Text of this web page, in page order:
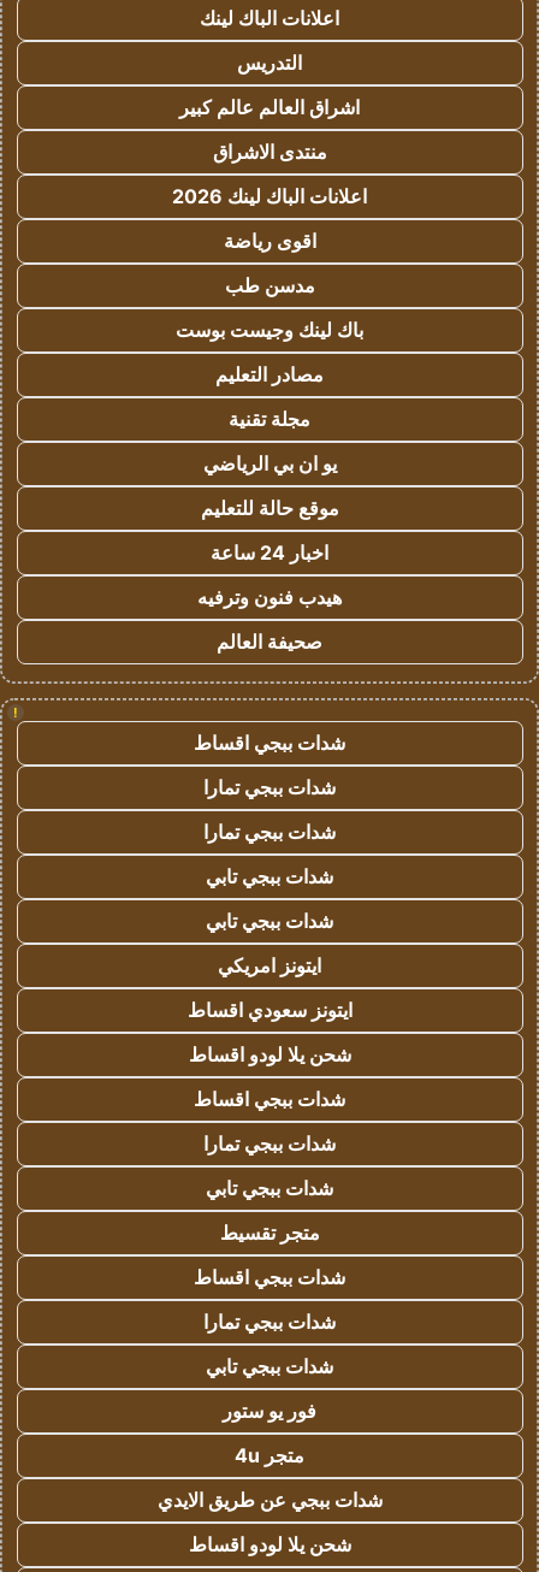
اعلانات الباك لينك
التدريس
اشراق العالم عالم كبير
منتدى الاشراق
اعلانات الباك لينك 2026
اقوى رياضة
مدسن طب
باك لينك وجيست بوست
مصادر التعليم
مجلة تقنية
يو ان بي الرياضي
موقع حالة للتعليم
اخبار 24 ساعة
هيدب فنون وترفيه
صحيفة العالم
!
شدات ببجي اقساط
شدات ببجي تمارا
شدات ببجي تمارا
شدات ببجي تابي
شدات ببجي تابي
ايتونز امريكي
ايتونز سعودي اقساط
شحن يلا لودو اقساط
شدات ببجي اقساط
شدات ببجي تمارا
شدات ببجي تابي
متجر تقسيط
شدات ببجي اقساط
شدات ببجي تمارا
شدات ببجي تابي
فور يو ستور
متجر 4u
شدات ببجي عن طريق الايدي
شحن يلا لودو اقساط